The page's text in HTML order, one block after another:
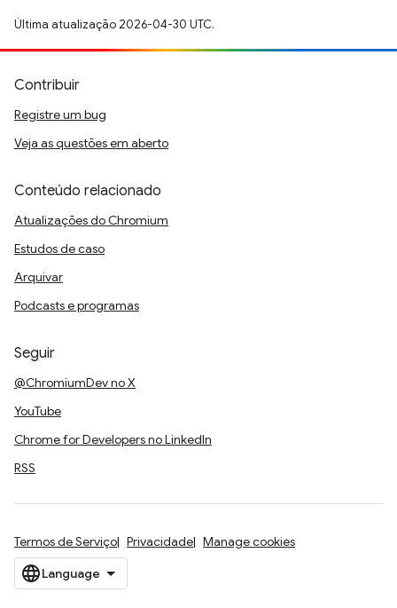
Última atualização 2026-04-30 UTC.
Contribuir
Registre um bug
Veja as questões em aberto
Conteúdo relacionado
Atualizações do Chromium
Estudos de caso
Arquivar
Podcasts e programas
Seguir
@ChromiumDev no X
YouTube
Chrome for Developers no LinkedIn
RSS
Termos de Serviço Privacidade Manage cookies